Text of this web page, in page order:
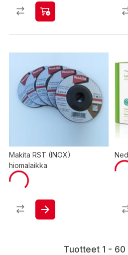
Makita RST (INOX)
hiomalaikka
Tuotteet 1 - 60